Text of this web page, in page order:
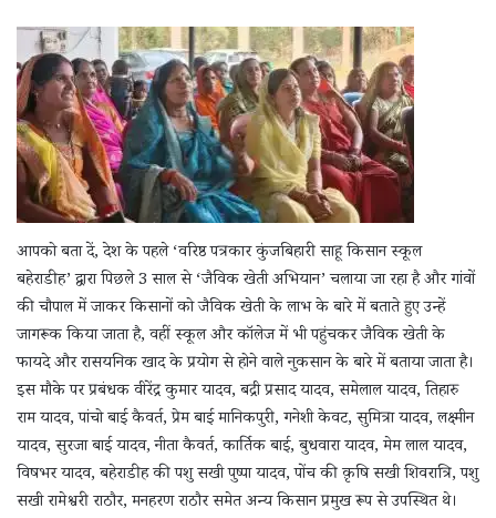
आपको बता दें, देश के पहले ‘वरिष्ठ पत्रकार कुंजबिहारी साहू किसान स्कूल
बहेराडीह’ द्वारा पिछले 3 साल से ‘जैविक खेती अभियान’ चलाया जा रहा है और गांवों
की चौपाल में जाकर किसानों को जैविक खेती के लाभ के बारे में बताते हुए उन्हें
जागरूक किया जाता है, वहीं स्कूल और कॉलेज में भी पहुंचकर जैविक खेती के
फायदे और रासयनिक खाद के प्रयोग से होने वाले नुकसान के बारे में बताया जाता है।
इस मौके पर प्रबंधक वीरेंद्र कुमार यादव, बद्री प्रसाद यादव, समेलाल यादव, तिहारु
राम यादव, पांचो बाई कैवर्त, प्रेम बाई मानिकपुरी, गनेशी केवट, सुमित्रा यादव, लक्ष्मीन
यादव, सुरजा बाई यादव, नीता कैवर्त, कार्तिक बाई, बुधवारा यादव, मेम लाल यादव,
विषभर यादव, बहेराडीह की पशु सखी पुष्पा यादव, पोंच की क़ृषि सखी शिवरात्रि, पशु
सखी रामेश्वरी राठौर, मनहरण राठौर समेत अन्य किसान प्रमुख रूप से उपस्थित थे।